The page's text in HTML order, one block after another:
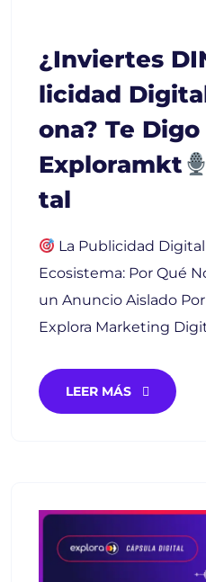
¿Inviertes
Licidad
Ona? Te
Exploramkt
Tal
La Publicidad
Ecosistema: Por Qué
un Anuncio Aislado
Explora Marketing
LEER MÁS